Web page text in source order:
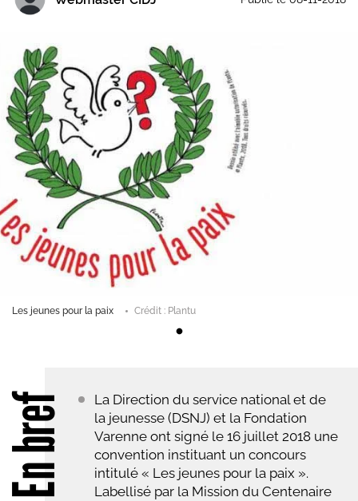
bref
La Direction du service national et de
la jeunesse (DSNJ) et la Fondation
Varenne ont signé le 16 juillet 2018 une
convention instituant un concours
intitulé « Les jeunes pour la paix ».
Labellisé par la Mission du Centenaire
Les jeunes pour la paix Crédit : Plantu